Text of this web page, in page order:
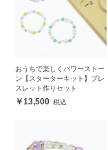
おうちで楽しくパワーストー
ン【スターターキット】ブレ
スレット作りセット
13,500